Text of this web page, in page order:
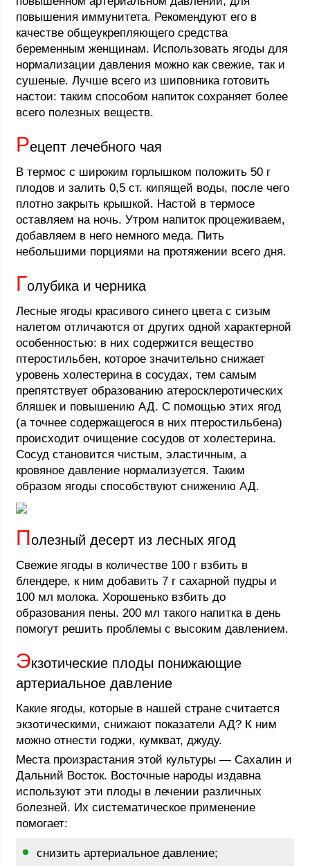
повышения иммунитета. Рекомендуют его в
качестве общеукрепляющего средства
беременным женщинам. Использовать ягоды для
нормализации давления можно как свежие, так и
сушеные. Лучше всего из шиповника готовить
настои: таким способом напиток сохраняет более
всего полезных веществ.
Рецепт лечебного чая
В термос с широким горлышком положить 50 г
плодов и залить 0,5 ст. кипящей воды, после чего
плотно закрыть крышкой. Настой в термосе
оставляем на ночь. Утром напиток процеживаем,
добавляем в него немного меда. Пить
небольшими порциями на протяжении всего дня.
Голубика и черника
Лесные ягоды красивого синего цвета с сизым
налетом отличаются от других одной характерной
особенностью: в них содержится вещество
птеростильбен, которое значительно снижает
уровень холестерина в сосудах, тем самым
препятствует образованию атеросклеротических
бляшек и повышению АД. С помощью этих ягод
(а точнее содержащегося в них птеростильбена)
происходит очищение сосудов от холестерина.
Сосуд становится чистым, эластичным, а
кровяное давление нормализуется. Таким
образом ягоды способствуют снижению АД.
Полезный десерт из лесных ягод
Свежие ягоды в количестве 100 г взбить в
блендере, к ним добавить 7 г сахарной пудры и
100 мл молока. Хорошенько взбить до
образования пены. 200 мл такого напитка в день
помогут решить проблемы с высоким давлением.
Экзотические плоды понижающие
артериальное давление
Какие ягоды, которые в нашей стране считается
экзотическими, снижают показатели АД? К ним
можно отнести годжи, кумкват, джуду.
Места произрастания этой культуры — Сахалин и
Дальний Восток. Восточные народы издавна
используют эти плоды в лечении различных
болезней. Их систематическое применение
помогает:
снизить артериальное давление;